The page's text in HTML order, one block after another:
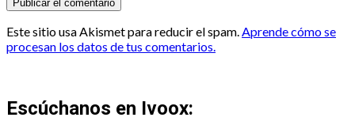
Este sitio usa Akismet para reducir el spam.Aprende cómo se
procesan los datos de tus comentarios.
Escúchanos en Ivoox: